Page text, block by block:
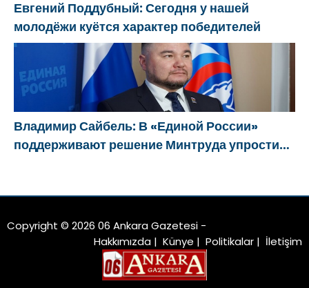
Евгений Поддубный: Сегодня у нашей
молодёжи куётся характер победителей
Владимир Сайбель: В «Единой России»
поддерживают решение Минтруда упростить
Copyright © 2026 06 Ankara Gazetesi -
Hakkımızda | Künye | Politikalar | İletişim